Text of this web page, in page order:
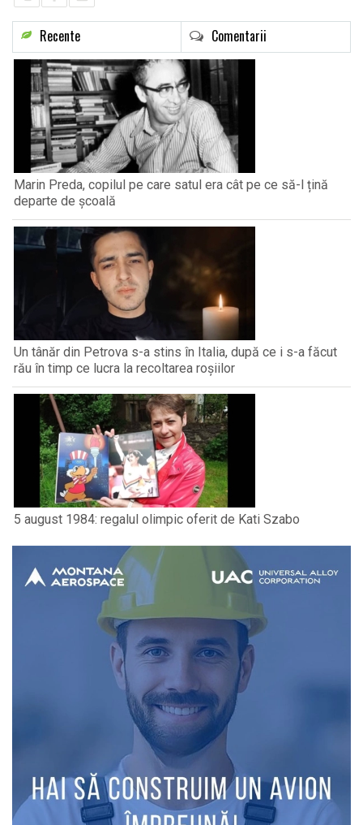
Recente Comentarii
Marin Preda, copilul pe care satul era cât pe ce să-l țină
departe de școală
Un tânăr din Petrova s-a stins în Italia, după ce i s-a făcut
rău în timp ce lucra la recoltarea roșiilor
5 august 1984: regalul olimpic oferit de Kati Szabo